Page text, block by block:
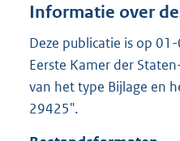
Informatie over
Deze publicatie is op
Eerste Kamer der
van het type Bijlage en
29425".